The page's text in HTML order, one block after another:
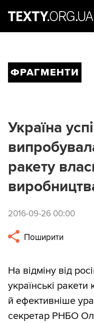
ФРАГМЕНТИ
Україна
ракету
2016-09-26 00:00
Поширити
На відміну від
українські
й ефективніше
секретар РНБО